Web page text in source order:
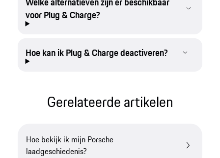
voor Plug & Charge?
Hoe kan ik Plug & Charge deactiveren?
Gerelateerde artikelen​
Hoe bekijk ik mijn Porsche
laadgeschiedenis?